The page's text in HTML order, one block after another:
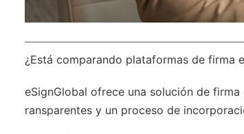
¿Está comparando plataformas de firma
eSignGlobal ofrece una solución de
ransparentes y un proceso de